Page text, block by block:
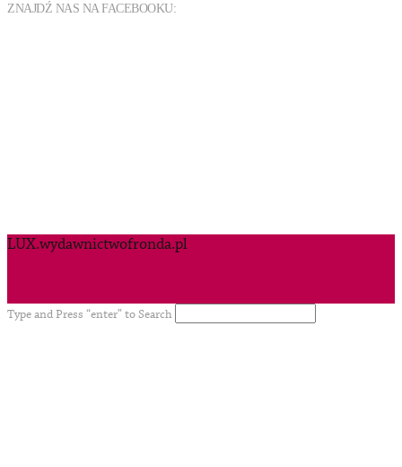
ZNAJDŹ NAS NA FACEBOOKU:
LUX.wydawnictwofronda.pl
Type and Press “enter” to Search